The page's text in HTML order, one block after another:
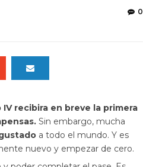
0
IV recibira en breve la primera
Sin embargo, mucha
a todo el mundo. Y es
nuevo y empezar de cero.